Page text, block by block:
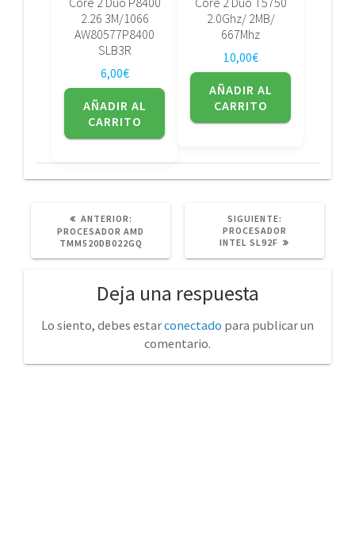
2.26 3M/1066
AW80577P8400
SLB3R
6,00€
AÑADIR AL
CARRITO
2.0Ghz/ 2MB/
667Mhz
10,00€
AÑADIR AL
CARRITO
ANTERIOR:
ANTERIOR:
PROCESADOR AMD
TMM520DB022GQ
SIGUIENTE:
POST:
PROCESADOR
INTEL SL92F
Deja una respuesta
Lo siento, debes estarconectado para publicar un
comentario.